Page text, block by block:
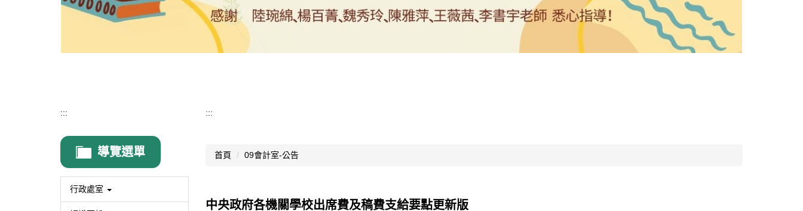
:::
導覽選單
行政處室
:::
首頁 09會計室-公告
中央政府各機關學校出席費及稿費支給要點更新版